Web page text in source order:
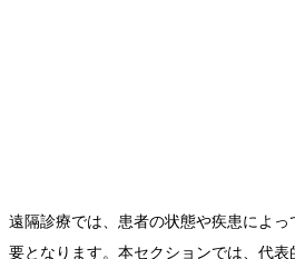
遠隔診療では、患者の状態や疾患によ
要となります。本セクションでは、代